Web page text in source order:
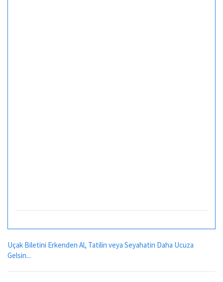
Uçak Biletini Erkenden Al, Tatilin veya Seyahatin Daha Ucuza
Gelsin...